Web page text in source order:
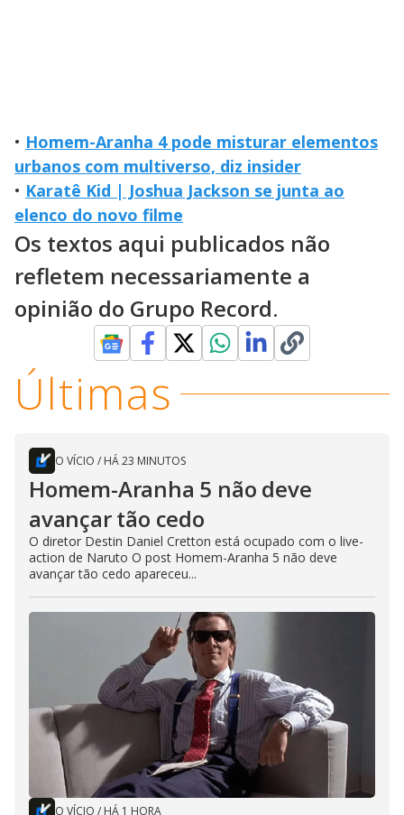
• Homem-Aranha 4 pode misturar elementos
urbanos com multiverso, diz insider
• Karatê Kid | Joshua Jackson se junta ao
elenco do novo filme
Os textos aqui publicados não
refletem necessariamente a
opinião do Grupo Record.
Últimas
O VÍCIO / HÁ 23 MINUTOS
Homem-Aranha 5 não deve
avançar tão cedo
O diretor Destin Daniel Cretton está ocupado com o live-
action de Naruto O post Homem-Aranha 5 não deve
avançar tão cedo apareceu...
O VÍCIO / HÁ 1 HORA